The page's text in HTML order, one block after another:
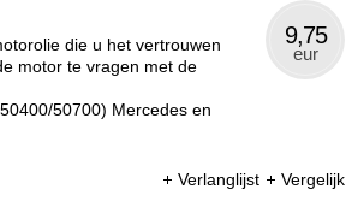
die u het vertrouwen
motor te vragen met de
50700) Mercedes en
9,75
eur
Verlanglijst Vergelijk